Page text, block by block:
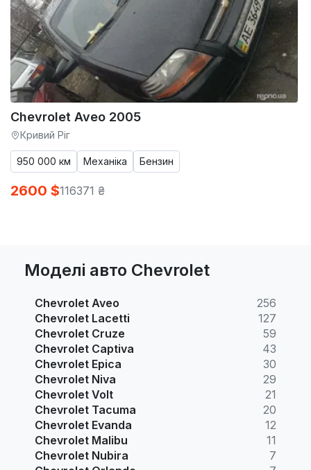
Chevrolet Aveo 2005
Кривий Ріг
950 000 км Механіка Бензин
2600 $116371 ₴
Моделі авто Chevrolet
Chevrolet Aveo
256
Chevrolet Lacetti
127
Chevrolet Cruze
59
Chevrolet Captiva
43
Chevrolet Epica
30
Chevrolet Niva
29
Chevrolet Volt
21
Chevrolet Tacuma
20
Chevrolet Evanda
12
Chevrolet Malibu
11
Chevrolet Nubira
7